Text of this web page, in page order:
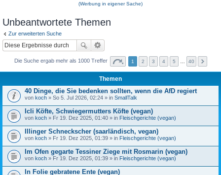
(Werbung in eigener Sache)
Unbeantwortete Themen
Zur erweiterten Suche
Die Suche ergab mehr als 1000 Treffer 1 2 3 4 5 … 40
Themen
40 Dinge, die Sie bedenken sollten, wenn die AfD regiert
von koch » So 5. Jul 2026, 02:24 » in SmallTalk
Icli Köfte, Schwiegermutters Köfte (vegan)
von koch » Fr 19. Dez 2025, 01:40 » in Fleischgerichte (vegan)
Illinger Schneckscher (saarländisch, vegan)
von koch » Fr 19. Dez 2025, 01:39 » in Fleischgerichte (vegan)
Im Ofen gegarte Tessiner Ziege mit Rosmarin (vegan)
von koch » Fr 19. Dez 2025, 01:39 » in Fleischgerichte (vegan)
In Folie gebratene Ente (vegan)